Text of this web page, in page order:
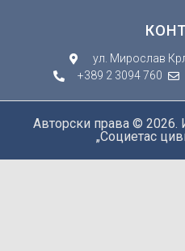
ул. Мирослав
+389 2 3094 760
Авторски права © 2026.
„Социетас